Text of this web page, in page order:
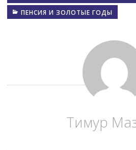
ПЕНСИЯ И ЗОЛОТЫЕ ГОДЫ
Тимур